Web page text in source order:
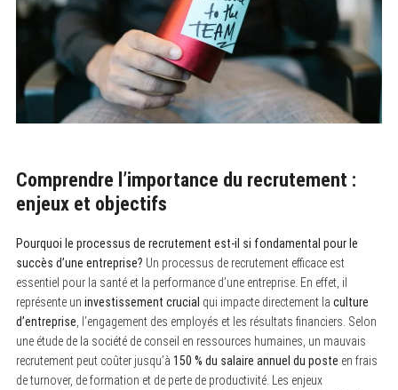
Comprendre l’importance du recrutement :
enjeux et objectifs
Pourquoi le processus de recrutement est-il si fondamental pour le
succès d’une entreprise? Un processus de recrutement efficace est
essentiel pour la santé et la performance d’une entreprise. En effet, il
représente un investissement crucial qui impacte directement la culture
d’entreprise , l’engagement des employés et les résultats financiers. Selon
une étude de la société de conseil en ressources humaines, un mauvais
recrutement peut coûter jusqu’à 150 % du salaire annuel du poste en frais
de turnover, de formation et de perte de productivité. Les enjeux